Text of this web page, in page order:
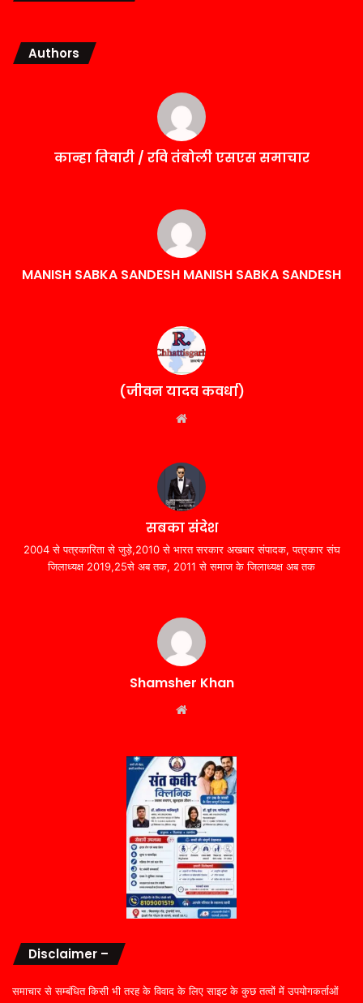
Authors
कान्हा तिवारी / रवि तंबोली एसएस समाचार
MANISH SABKA SANDESH MANISH SABKA SANDESH
(जीवन यादव कवर्धा)
सबका संदेश
2004 से पत्रकारिता से जुड़े,2010 से भारत सरकार अखबार संपादक, पत्रकार संघ
जिलाध्यक्ष 2019,25से अब तक, 2011 से समाज के जिलाध्यक्ष अब तक
Shamsher Khan
Disclaimer –
समाचार से सम्बंधित किसी भी तरह के विवाद के लिए साइट के कुछ तत्वों में उपयोगकर्ताओं